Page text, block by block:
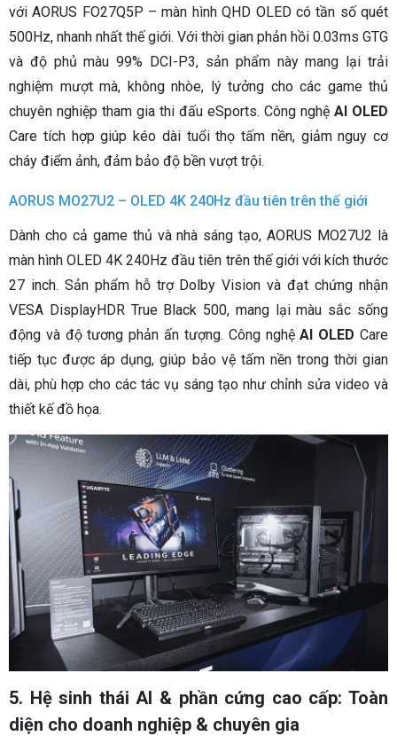
với AORUS FO27Q5P – màn hình QHD OLED có tần số quét
500Hz, nhanh nhất thế giới. Với thời gian phản hồi 0.03ms GTG
và độ phủ màu 99% DCI-P3, sản phẩm này mang lại trải
nghiệm mượt mà, không nhòe, lý tưởng cho các game thủ
chuyên nghiệp tham gia thi đấu eSports. Công nghệ AI OLED
Care tích hợp giúp kéo dài tuổi thọ tấm nền, giảm nguy cơ
cháy điểm ảnh, đảm bảo độ bền vượt trội.
AORUS MO27U2 – OLED 4K 240Hz đầu tiên trên thế giới
Dành cho cả game thủ và nhà sáng tạo, AORUS MO27U2 là
màn hình OLED 4K 240Hz đầu tiên trên thế giới với kích thước
27 inch. Sản phẩm hỗ trợ Dolby Vision và đạt chứng nhận
VESA DisplayHDR True Black 500, mang lại màu sắc sống
động và độ tương phản ấn tượng. Công nghệAI OLED Care
tiếp tục được áp dụng, giúp bảo vệ tấm nền trong thời gian
dài, phù hợp cho các tác vụ sáng tạo như chỉnh sửa video và
thiết kế đồ họa.
5. Hệ sinh thái AI & phần cứng cao cấp: Toàn
diện cho doanh nghiệp & chuyên gia